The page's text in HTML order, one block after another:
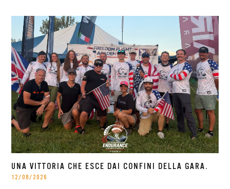
UNA VITTORIA CHE ESCE DAI CONFINI DELLA GARA.
12/08/2026